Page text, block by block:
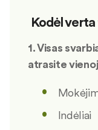
Kodėl
1. Visas
atrasite
Indėliai